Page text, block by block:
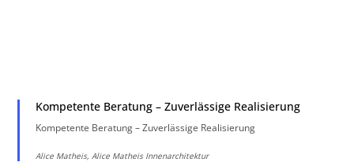
Kompetente Beratung – Zuverlässige Realisierung
Kompetente Beratung – Zuverlässige Realisierung
Alice Matheis, Alice Matheis Innenarchitektur